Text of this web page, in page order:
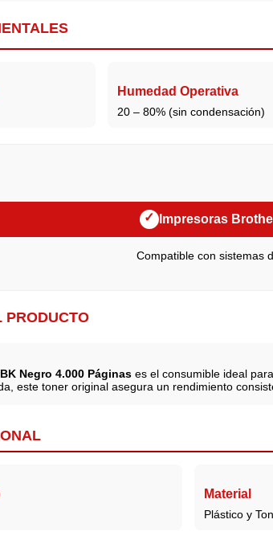
Humedad Operativa
20 – 80% (sin condensación)
✓ Impresoras
Compatible con sistemas
PRODUCTO
Negro 4.000 Páginases el consumible ideal
este toner original asegura un rendimiento
Material
Plástico y